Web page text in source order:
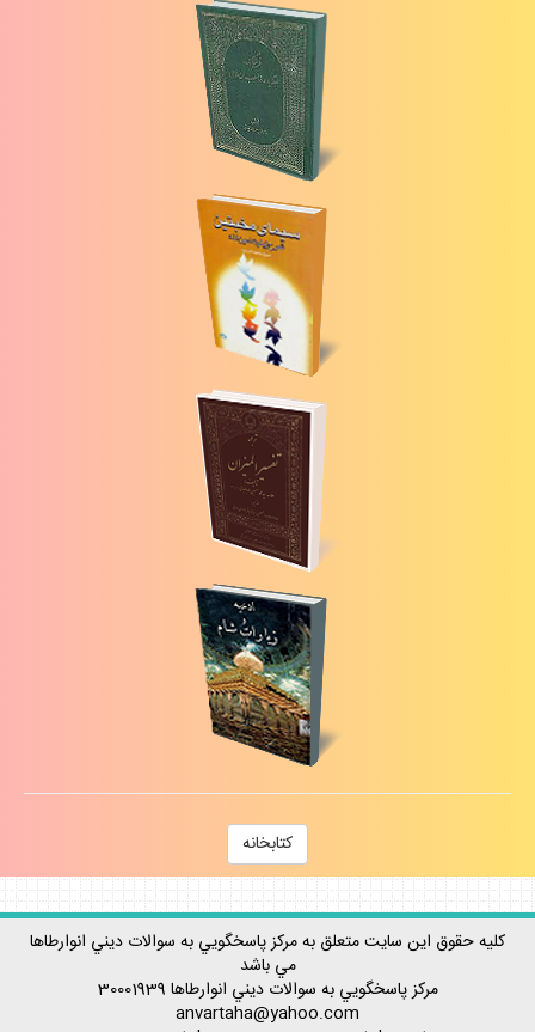
كتابخانه
كليه حقوق اين سايت متعلق به مركز پاسخگويي به سوالات ديني انوارطاها
مي باشد
مركز پاسخگويي به سوالات ديني انوارطاها 30001939
anvartaha@yahoo.com